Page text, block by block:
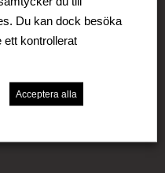
Be-Ge Vehicle
Du kan dock besöka
ett kontrollerat
Acceptera alla